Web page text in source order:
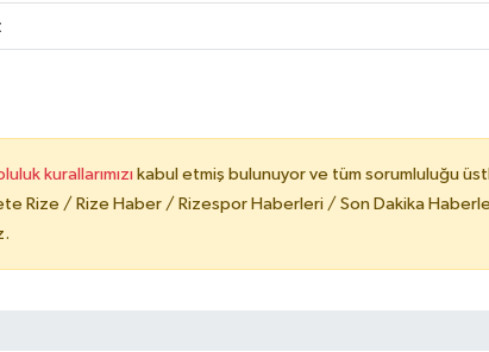
kurallarımızı kabul etmiş bulunuyor ve tüm sorumluluğu
Rize / Rize Haber / Rizespor Haberleri / Son Dakika